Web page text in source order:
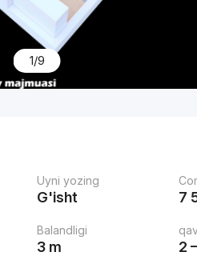
1/9
Uyni yozing
G'isht 7
Balandligi
3 m 2